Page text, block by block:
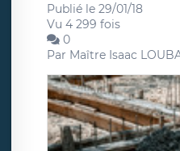
Publié le 29/01/18
Vu 4 299 fois
0
Par Maître Isaac